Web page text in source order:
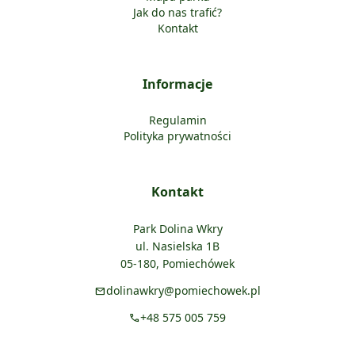
Jak do nas trafić?
Kontakt
Informacje
Regulamin
Polityka prywatności
Kontakt
Park Dolina Wkry
ul. Nasielska 1B
05-180, Pomiechówek
maildolinawkry@pomiechowek.pl
call+48 575 005 759